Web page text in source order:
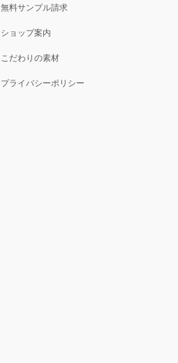
無料サンプル請求
ショップ案内
こだわりの素材
プライバシーポリシー